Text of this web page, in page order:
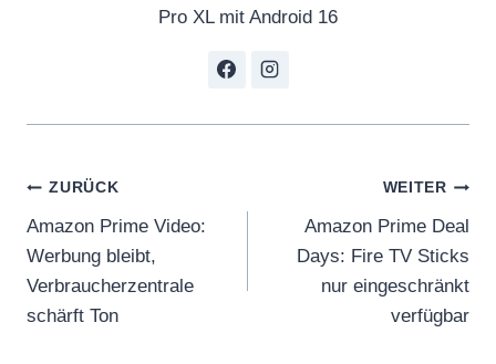
Pro XL mit Android 16
Beitragsnavigation
ZURÜCK
Amazon Prime Video:
Werbung bleibt,
Verbraucherzentrale
schärft Ton
WEITER
Amazon Prime Deal
Days: Fire TV Sticks
nur eingeschränkt
verfügbar